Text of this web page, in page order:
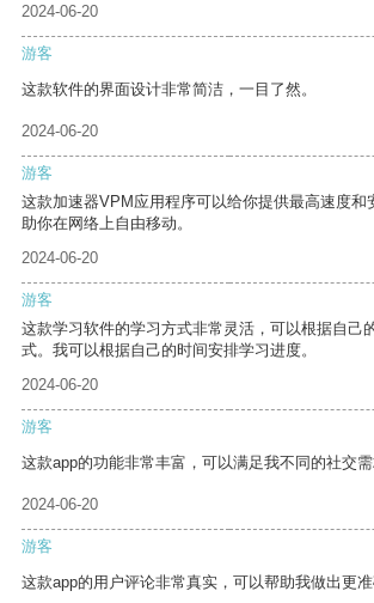
2024-06-20
游客
这款软件的界面设计非常简洁，一目了然。
2024-06-20
游客
这款加速器VPM应用程序可以给你提供最高速度和
助你在网络上自由移动。
2024-06-20
游客
这款学习软件的学习方式非常灵活，可以根据自己
式。我可以根据自己的时间安排学习进度。
2024-06-20
游客
这款app的功能非常丰富，可以满足我不同的社交需
2024-06-20
游客
这款app的用户评论非常真实，可以帮助我做出更准